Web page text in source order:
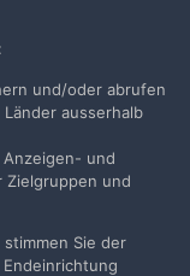
melde
Kommentar
erstellen.
und/oder abrufen
ausserhalb
und
Zielgruppen und
stimmen Sie der